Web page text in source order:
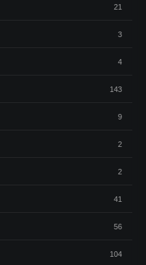
21
3
4
143
9
2
2
41
56
104